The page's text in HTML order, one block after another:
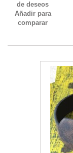
de deseos
Añadir para
comparar